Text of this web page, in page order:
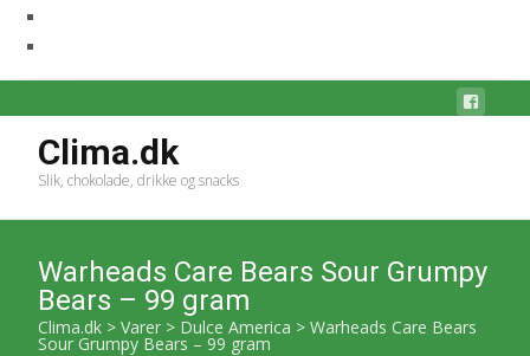
Clima.dk
Slik, chokolade, drikke og snacks
Warheads Care Bears Sour Grumpy
Bears – 99 gram
Clima.dk > Varer > Dulce America > Warheads Care Bears
Sour Grumpy Bears – 99 gram